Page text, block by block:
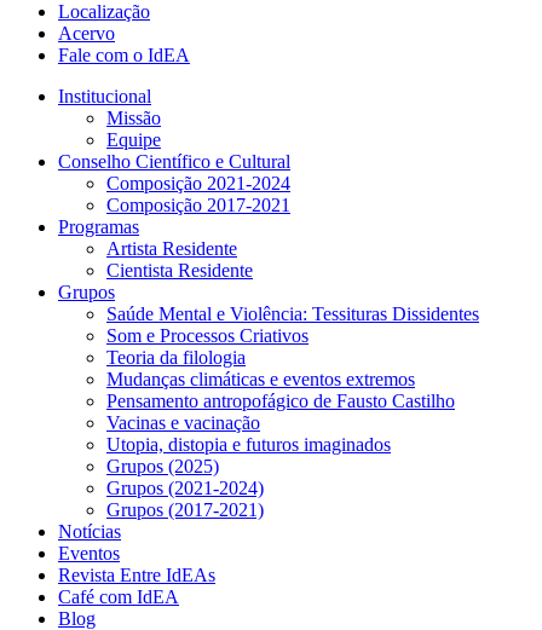
Localização
Acervo
Fale com o IdEA
Institucional
Missão
Equipe
Conselho Científico e Cultural
Composição 2021-2024
Composição 2017-2021
Programas
Artista Residente
Cientista Residente
Grupos
Saúde Mental e Violência: Tessituras Dissidentes
Som e Processos Criativos
Teoria da filologia
Mudanças climáticas e eventos extremos
Pensamento antropofágico de Fausto Castilho
Vacinas e vacinação
Utopia, distopia e futuros imaginados
Grupos (2025)
Grupos (2021-2024)
Grupos (2017-2021)
Notícias
Eventos
Revista Entre IdEAs
Café com IdEA
Blog